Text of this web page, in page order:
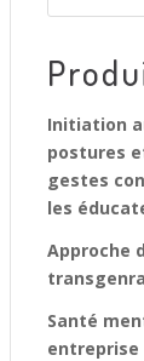
Initiation
postures
gestes
les
Approche
Santé
entreprise